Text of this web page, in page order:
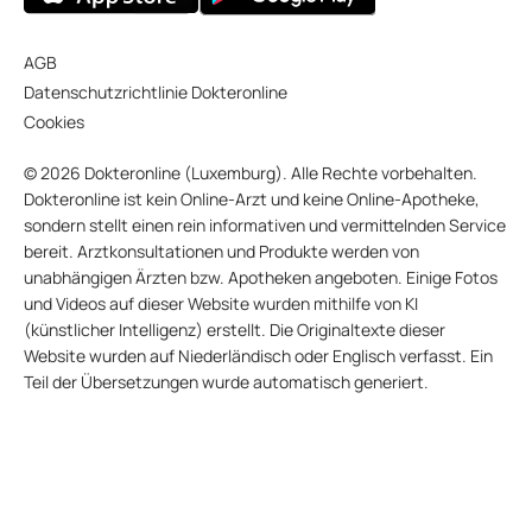
AGB
Datenschutzrichtlinie Dokteronline
Cookies
© 2026 Dokteronline (Luxemburg). Alle Rechte vorbehalten.
Dokteronline ist kein Online-Arzt und keine Online-Apotheke,
sondern stellt einen rein informativen und vermittelnden Service
bereit. Arztkonsultationen und Produkte werden von
unabhängigen Ärzten bzw. Apotheken angeboten. Einige Fotos
und Videos auf dieser Website wurden mithilfe von KI
(künstlicher Intelligenz) erstellt. Die Originaltexte dieser
Website wurden auf Niederländisch oder Englisch verfasst. Ein
Teil der Übersetzungen wurde automatisch generiert.